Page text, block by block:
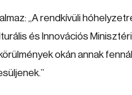
„A rendkívüli
és Innovációs
okán annak